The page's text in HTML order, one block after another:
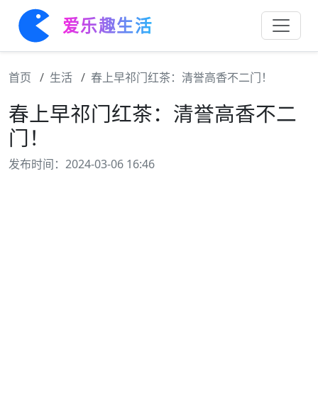
爱乐趣生活
首页 生活 春上早祁门红茶：清誉高香不二门！
春上早祁门红茶：清誉高香不二
门！
发布时间：2024-03-06 16:46